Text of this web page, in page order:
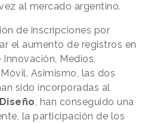
al mercado argentino.
de inscripciones por
el aumento de registros en
Medios,
Asimismo, las dos
sido incorporadas al
, han conseguido una
la participación de los